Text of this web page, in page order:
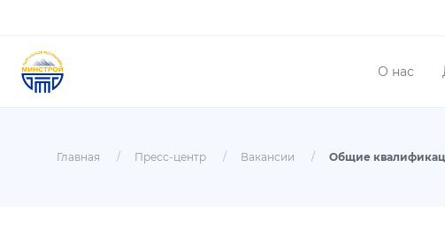
О нас
Главная / Пресс-центр / Вакансии /